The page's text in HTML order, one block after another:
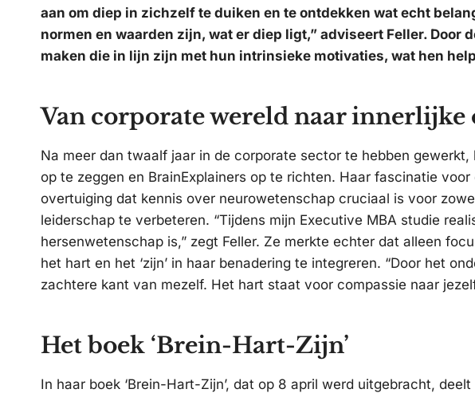
aan om diep in zichzelf te duiken en te ontdekken wat echt
normen en waarden zijn, wat er diep ligt,” adviseert Feller. Door
maken die in lijn zijn met hun intrinsieke motivaties, wat hen
Van corporate wereld naar
Na meer dan twaalf jaar in de corporate sector te hebben gewerkt,
op te zeggen en BrainExplainers op te richten. Haar fascinatie
overtuiging dat kennis over neurowetenschap cruciaal is voor
leiderschap te verbeteren. “Tijdens mijn Executive MBA studie
hersenwetenschap is,” zegt Feller. Ze merkte echter dat alleen
het hart en het ‘zijn’ in haar benadering te integreren. “Door het
zachtere kant van mezelf. Het hart staat voor compassie naar
Het boek ‘Brein-Hart-Zijn’
In haar boek ‘Brein-Hart-Zijn’, dat op 8 april werd uitgebracht,